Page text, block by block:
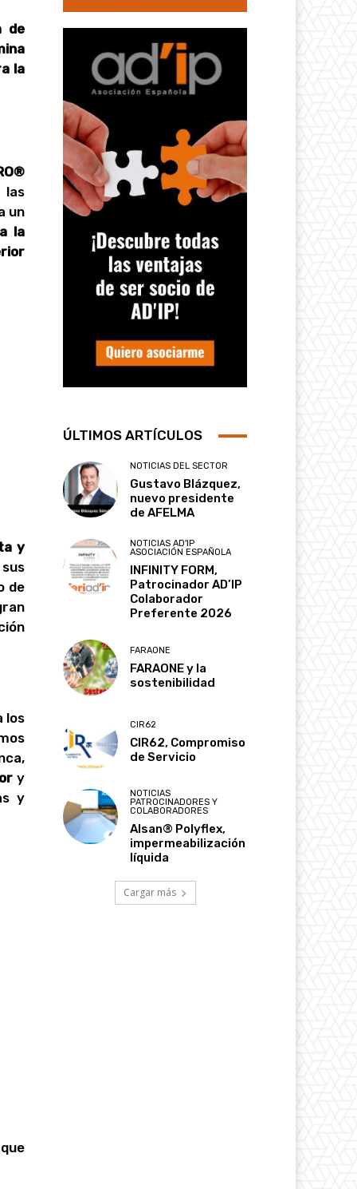
de
la
las
un
la
y
de
los
y
y
ÚLTIMOS ARTÍCULOS
NOTICIAS DEL SECTOR
Gustavo Blázquez,
nuevo presidente
de AFELMA
NOTICIAS AD'IP
ASOCIACIÓN ESPAÑOLA
INFINITY FORM,
Patrocinador AD’IP
Colaborador
Preferente 2026
FARAONE
FARAONE y la
sostenibilidad
CIR62
CIR62, Compromiso
de Servicio
NOTICIAS
PATROCINADORES Y
COLABORADORES
Alsan® Polyflex,
impermeabilización
líquida
Cargar más